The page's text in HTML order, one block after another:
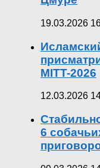
19.03.2026
MITT-2026
12.03.2026
6